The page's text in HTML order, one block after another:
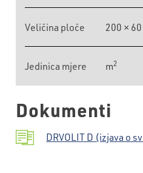
Veličina ploče 200 ×
Jedinica mjere m2
Dokumenti
DRVOLIT D (izjava o